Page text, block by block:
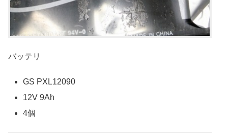
バッテリ
GS PXL12090
12V 9Ah
4個